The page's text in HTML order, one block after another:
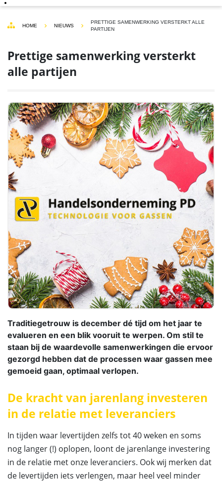
HOME NIEUWS
PRETTIGE SAMENWERKING VERSTERKT ALLE
PARTIJEN
Prettige samenwerking versterkt
alle partijen
Traditiegetrouw is december dé tijd om het jaar te
evalueren en een blik vooruit te werpen. Om stil te
staan bij de waardevolle samenwerkingen die ervoor
gezorgd hebben dat de processen waar gassen mee
gemoeid gaan, optimaal verlopen.
De kracht van jarenlang investeren
in de relatie met leveranciers
In tijden waar levertijden zelfs tot 40 weken en soms
nog langer (!) oplopen, loont de jarenlange investering
in de relatie met onze leveranciers. Ook wij merken dat
de levertijden iets verlengen, maar heel veel minder